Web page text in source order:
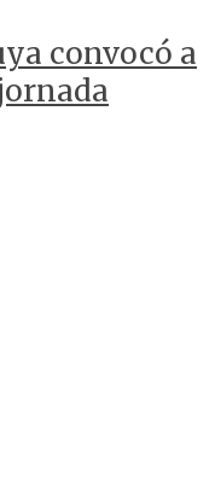
convocó a